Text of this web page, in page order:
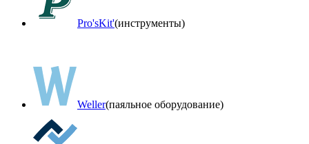
Pro'sKit'(инструменты)
Weller(паяльное оборудование)